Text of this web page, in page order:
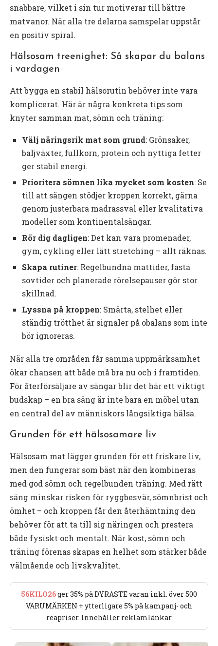
snabbare, vilket i sin tur motiverar till bättre
matvanor. När alla tre delarna samspelar uppstår
en positiv spiral.
Hälsosam treenighet: Så skapar du balans
i vardagen
Att bygga en stabil hälsorutin behöver inte vara
komplicerat. Här är några konkreta tips som
knyter samman mat, sömn och träning:
Välj näringsrik mat som grund: Grönsaker,
baljväxter, fullkorn, protein och nyttiga fetter
ger stabil energi.
Prioritera sömnen lika mycket som kosten: Se
till att sängen stödjer kroppen korrekt, gärna
genom justerbara madrassval eller kvalitativa
modeller som kontinentalsängar.
Rör dig dagligen: Det kan vara promenader,
gym, cykling eller lätt stretching – allt räknas.
Skapa rutiner: Regelbundna mattider, fasta
sovtider och planerade rörelsepauser gör stor
skillnad.
Lyssna på kroppen: Smärta, stelhet eller
ständig trötthet är signaler på obalans som inte
bör ignoreras.
När alla tre områden får samma uppmärksamhet
ökar chansen att både må bra nu och i framtiden.
För återförsäljare av sängar blir det här ett viktigt
budskap – en bra säng är inte bara en möbel utan
en central del av människors långsiktiga hälsa.
Grunden för ett hälsosamare liv
Hälsosam mat lägger grunden för ett friskare liv,
men den fungerar som bäst när den kombineras
med god sömn och regelbunden träning. Med rätt
säng minskar risken för ryggbesvär, sömnbrist och
ömhet – och kroppen får den återhämtning den
behöver för att ta till sig näringen och prestera
både fysiskt och mentalt. När kost, sömn och
träning förenas skapas en helhet som stärker både
välmående och livskvalitet.
56KILO26ger 35% på DYRASTE varan inkl. över 500
VARUMÄRKEN + ytterligare 5% på kampanj- och
reapriser. Innehåller reklamlänkar